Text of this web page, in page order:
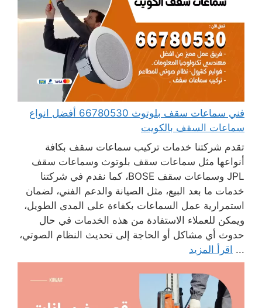
فني سماعات سقف بلوتوث 66780530 أفضل انواع
سماعات السقف بالكويت
تقدم شركتنا خدمات تركيب سماعات سقف بكافة
أنواعها مثل سماعات سقف بلوتوث وسماعات سقف
JPL وسماعات سقف BOSE، كما نقدم في شركتنا
خدمات ما بعد البيع، مثل الصيانة والدعم الفني، لضمان
استمرارية عمل السماعات بكفاءة على المدى الطويل،
ويمكن للعملاء الاستفادة من هذه الخدمات في حال
حدوث أي مشاكل أو الحاجة إلى تحديث النظام الصوتي،
... اقرأ المزيد